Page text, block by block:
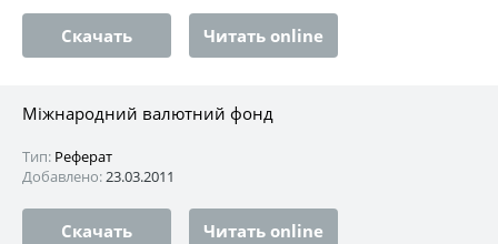
Скачать Читать online
Міжнародний валютний фонд
Тип: Реферат
Добавлено:23.03.2011
Скачать Читать online